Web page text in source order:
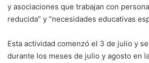
y asociaciones que trabajan con
reducida” y “necesidades educativas
Esta actividad comenzó el 3 de julio y
durante los meses de julio y agosto en